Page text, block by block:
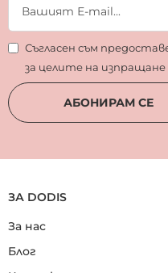
Съгласен съм
за целите на
АБОНИРАМ СЕ
ЗА DODIS
За нас
Блог